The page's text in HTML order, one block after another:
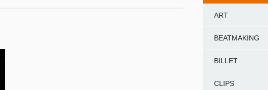
ART
BEATMAKING
BILLET
CLIPS